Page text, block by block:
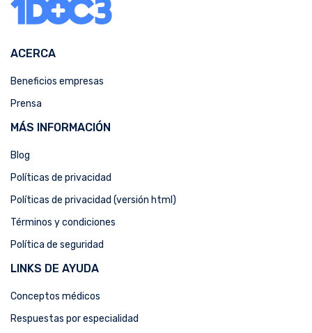
ACERCA
Beneficios empresas
Prensa
MÁS INFORMACIÓN
Blog
Políticas de privacidad
Políticas de privacidad (versión html)
Términos y condiciones
Política de seguridad
LINKS DE AYUDA
Conceptos médicos
Respuestas por especialidad